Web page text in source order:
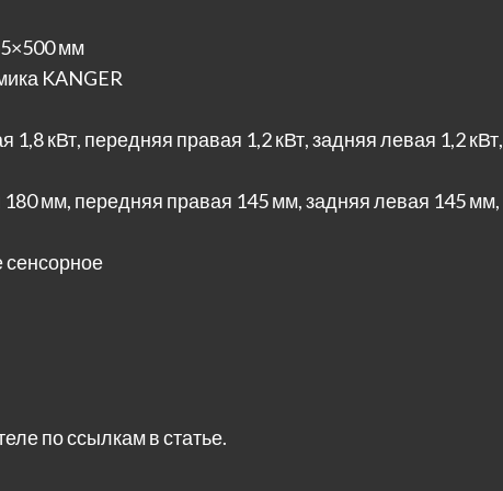
мм
KANGER
кВт, передняя правая 1,2 кВт, задняя левая 1,2 кВт,
мм, передняя правая 145 мм, задняя левая 145 мм,
по ссылкам в статье.